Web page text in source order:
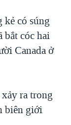
SÂM
THÔN MỸ
kẻ có súng
bắt cóc hai
Canada ở
ra trong
biên giới